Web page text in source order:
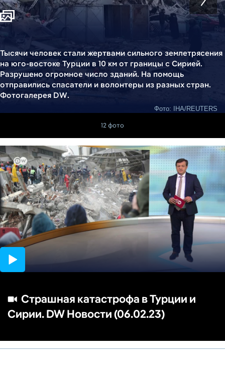
Тысячи человек стали жертвами сильного землетрясения
на юго-востоке Турции в 10 км от границы с Сирией.
Разрушено огромное число зданий. На помощь
отправились спасатели и волонтеры из разных стран.
Фотогалерея DW.
Фото: IHA/REUTERS
12 фото
Страшная катастрофа в Турции и
Сирии. DW Новости (06.02.23)
29:28